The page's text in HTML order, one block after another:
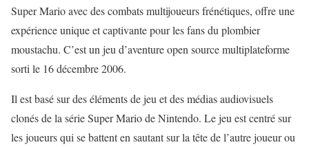
Super Mario avec des combats multijoueurs frénétiques, offre une
expérience unique et captivante pour les fans du plombier
moustachu. C’est un jeu d’aventure open source multiplateforme
sorti le 16 décembre 2006.
Il est basé sur des éléments de jeu et des médias audiovisuels
clonés de la série Super Mario de Nintendo. Le jeu est centré sur
les joueurs qui se battent en sautant sur la tête de l’autre joueur ou